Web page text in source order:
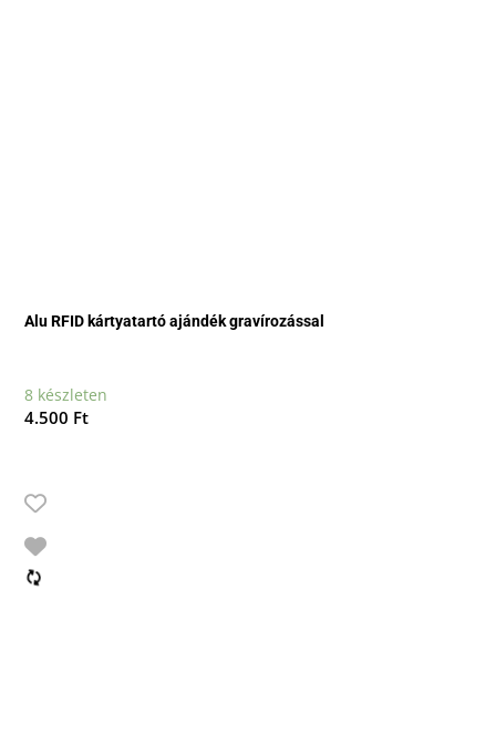
Alu RFID kártyatartó ajándék gravírozással
8 készleten
4.500 Ft